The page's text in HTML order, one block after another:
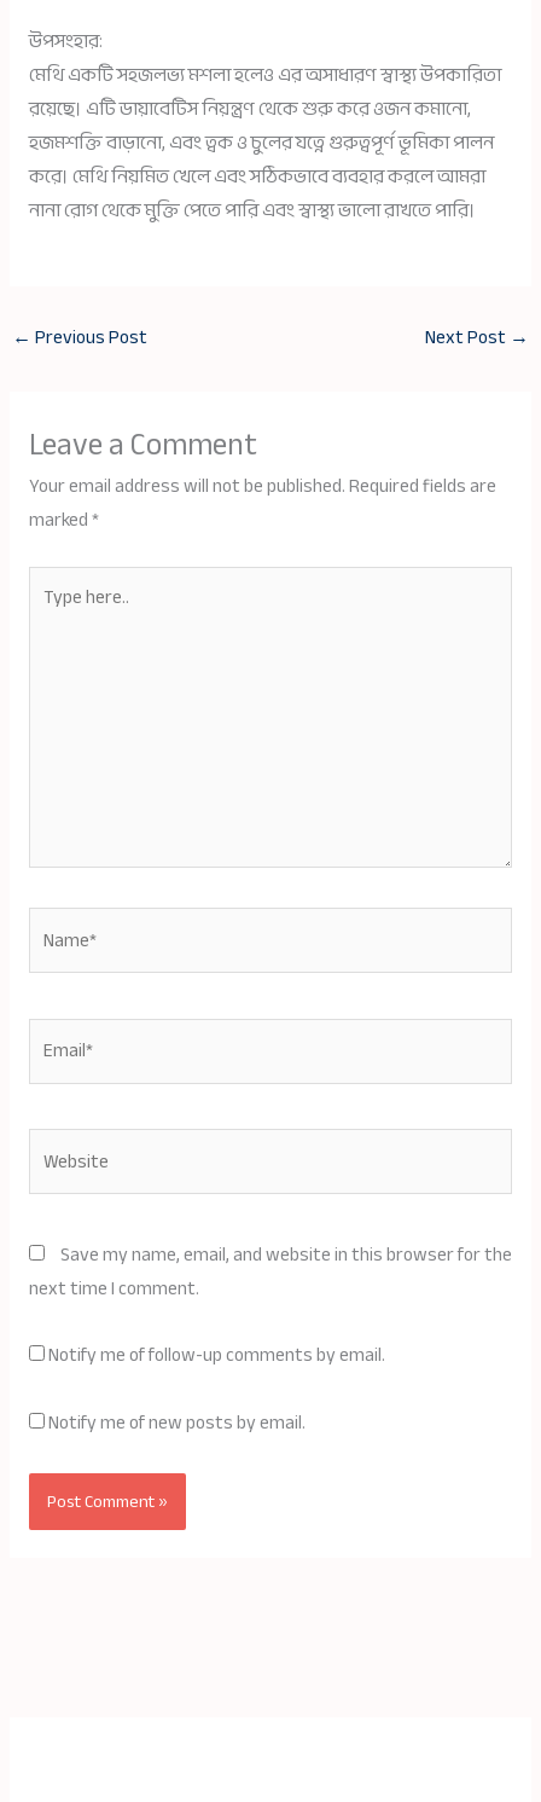
উপসংহার:
মেথি একটি সহজলভ্য মশলা হলেও এর অসাধারণ স্বাস্থ্য উপকারিতা
রয়েছে। এটি ডায়াবেটিস নিয়ন্ত্রণ থেকে শুরু করে ওজন কমানো,
হজমশক্তি বাড়ানো, এবং ত্বক ও চুলের যত্নে গুরুত্বপূর্ণ ভূমিকা পালন
করে। মেথি নিয়মিত খেলে এবং সঠিকভাবে ব্যবহার করলে আমরা
নানা রোগ থেকে মুক্তি পেতে পারি এবং স্বাস্থ্য ভালো রাখতে পারি।
← Previous Post Next Post →
Leave a Comment
Your email address will not be published.Required fields are
marked*
here..
Save my name, email, and website in this browser for the
next time I comment.
Notify me of follow-up comments by email.
Notify me of new posts by email.